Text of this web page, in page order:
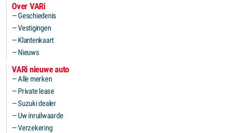
Over VARi
Geschiedenis
Vestigingen
Klantenkaart
Nieuws
VARi nieuwe auto
Alle merken
Private lease
Suzuki dealer
Uw inruilwaarde
Verzekering